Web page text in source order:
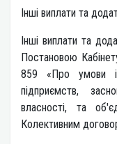
Інші виплати та
Інші виплати та
Постановою
859 «Про умови і
підприємств,
власності, та
Колективним